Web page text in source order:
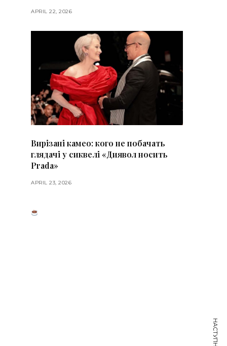
APRIL 22, 2026
Вирізані камео: кого не побачать
глядачі у сиквелі «Диявол носить
Prada»
APRIL 23, 2026